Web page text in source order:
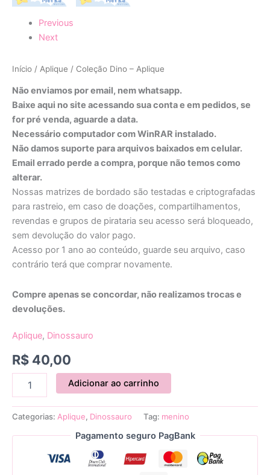
Previous
Next
Início / Aplique / Coleção Dino – Aplique
Não enviamos por email, nem whatsapp.
Baixe aqui no site acessando sua conta e em pedidos, se
for pré venda, aguarde a data.
Necessário computador com WinRAR instalado.
Não damos suporte para arquivos baixados em celular.
Email errado perde a compra, porque não temos como
alterar.
Nossas matrizes de bordado são testadas e criptografadas
para rastreio, em caso de doações, compartilhamentos,
revendas e grupos de pirataria seu acesso será bloqueado,
sem devolução do valor pago.
Acesso por 1 ano ao conteúdo, guarde seu arquivo, caso
contrário terá que comprar novamente.
Compre apenas se concordar, não realizamos trocas e
devoluções.
Aplique, Dinossauro
R$ 40,00
Adicionar ao carrinho
Categorias: Aplique, Dinossauro Tag: menino
Pagamento seguro PagBank